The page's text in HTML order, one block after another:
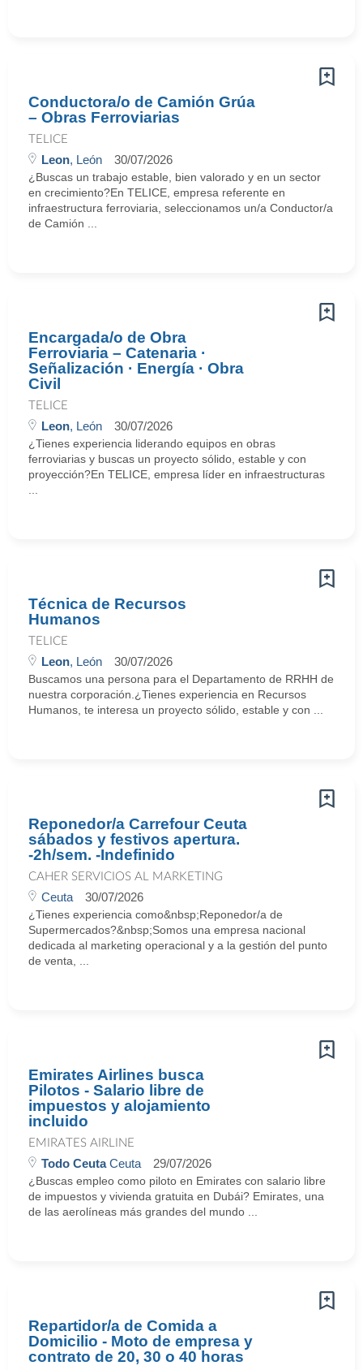
Conductora/o de Camión Grúa
– Obras Ferroviarias
TELICE
Leon, León 30/07/2026
¿Buscas un trabajo estable, bien valorado y en un sector
en crecimiento?En TELICE, empresa referente en
infraestructura ferroviaria, seleccionamos un/a Conductor/a
de Camión ...
Encargada/o de Obra
Ferroviaria – Catenaria ·
Señalización · Energía · Obra
Civil
TELICE
Leon, León 30/07/2026
¿Tienes experiencia liderando equipos en obras
ferroviarias y buscas un proyecto sólido, estable y con
proyección?En TELICE, empresa líder en infraestructuras
Técnica de Recursos
Humanos
TELICE
Leon, León 30/07/2026
Buscamos una persona para el Departamento de RRHH de
nuestra corporación.¿Tienes experiencia en Recursos
Humanos, te interesa un proyecto sólido, estable y con ...
Reponedor/a Carrefour Ceuta
sábados y festivos apertura.
-2h/sem. -Indefinido
CAHER SERVICIOS AL MARKETING
Ceuta 30/07/2026
¿Tienes experiencia como&nbsp;Reponedor/a de
Supermercados?&nbsp;Somos una empresa nacional
dedicada al marketing operacional y a la gestión del punto
de venta, ...
Emirates Airlines busca
Pilotos - Salario libre de
impuestos y alojamiento
incluido
EMIRATES AIRLINE
Todo CeutaCeuta 29/07/2026
¿Buscas empleo como piloto en Emirates con salario libre
de impuestos y vivienda gratuita en Dubái? Emirates, una
de las aerolíneas más grandes del mundo ...
Repartidor/a de Comida a
Domicilio - Moto de empresa y
contrato de 20, 30 o 40 horas